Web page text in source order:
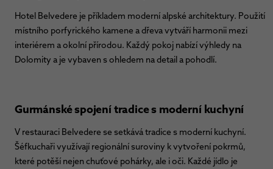
Hotel Belvedere je příkladem moderní alpské architektury. Použití
místního porfyrického kamene a dřeva vytváří harmonii mezi
interiérem a okolní přírodou. Každý pokoj nabízí výhledy na
Dolomity a je vybaven s ohledem na detail a pohodlí.
Gurmánské spojení tradice s moderní kuchyní
V restauraci Belvedere se setkává tradice s moderní kuchyní.
Šéfkuchaři využívají regionální suroviny k vytvoření pokrmů,
které potěší nejen chuťové pohárky, ale i oči. Každé jídlo je